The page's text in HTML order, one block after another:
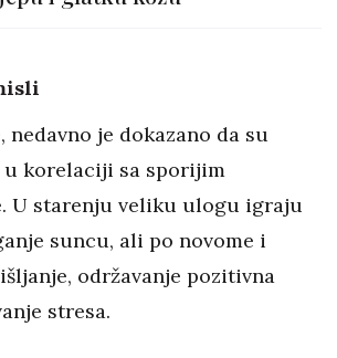
je dokazano da su
korelaciji sa sporijim
U starenju veliku ulogu igraju
suncu, ali po novome i
održavanje pozitivna
stresa.